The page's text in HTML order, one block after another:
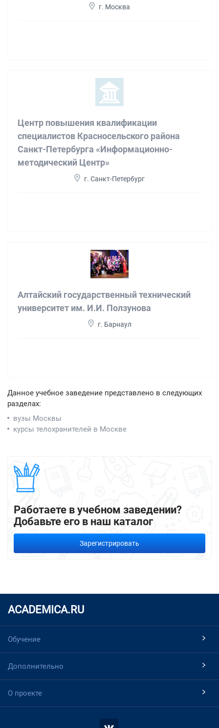
г. Москва
Центр повышения квалификации
специалистов Красносельского района
Санкт-Петербурга «Информационно-
методический Центр»
г. Санкт-Петербург
Алтайский государственный технический
университет им. И.И. Ползунова
г. Барнаул
Данное учебное заведение представлено в следующих
разделах:
вузы Москвы
курсы телохранителей в Москве
Работаете в учебном заведении?
Добавьте его в наш каталог
Зарегистрировать
ACADEMICA.RU
Обучение
Дополнительно
О проекте